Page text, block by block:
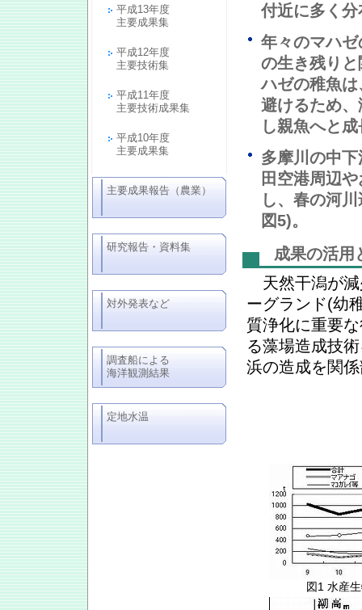
平成13年度
主要成果集
平成12年度
主要技術集
平成11年度
主要技術成果集
平成10年度
主要成果集
主要成果報告（農業）
研究報告・資料集
対外発表など
調査船による
海洋観測結果
定地水温
付近に多く
年々のマハ
の生き残り
ハゼの稚魚
避けるため
し親魚へと
多摩川の中
田空港周辺
し、春の河
図5)。
成果の活用
天然干潟が減
ーグランド(幼
質浄化に重要
る藻場造成技
浜の造成を関
図1 水産